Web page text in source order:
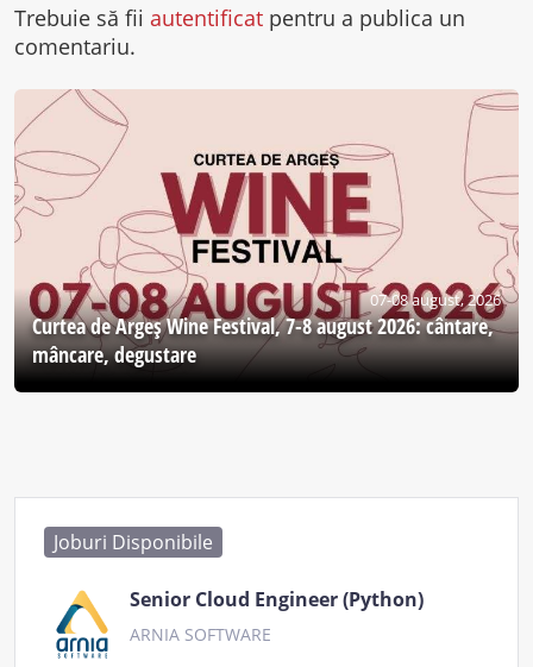
Trebuie să fii autentificat pentru a publica un
comentariu.
07-08 august, 2026
Curtea de Argeş Wine Festival, 7-8 august 2026: cântare,
mâncare, degustare
Joburi Disponibile
Senior Cloud Engineer (Python)
ARNIA SOFTWARE